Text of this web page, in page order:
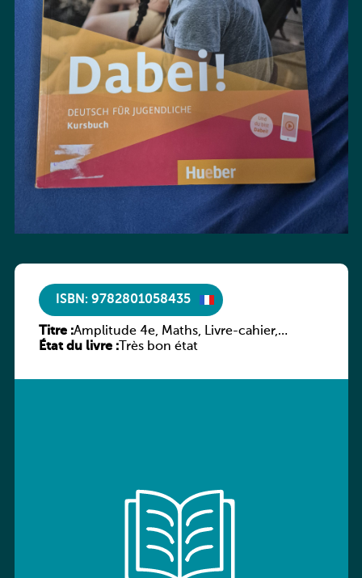
ISBN: 9782801058435
Titre :Amplitude 4e, Maths, Livre-cahier,
version luxembourgeoise
État du livre :Très bon état